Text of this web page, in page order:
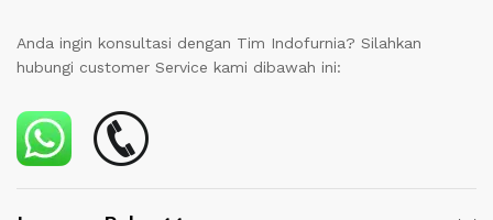
Anda ingin konsultasi dengan Tim Indofurnia? Silahkan
hubungi customer Service kami dibawah ini: